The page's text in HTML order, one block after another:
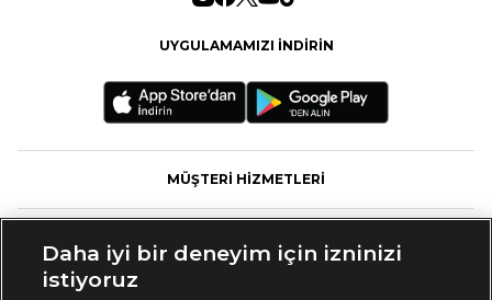
UYGULAMAMIZI İNDİRİN
MÜŞTERİ HİZMETLERİ
Daha iyi bir deneyim için izninizi
istiyoruz